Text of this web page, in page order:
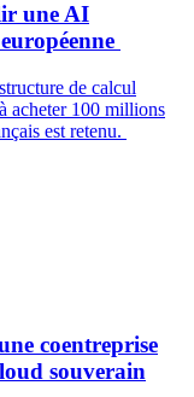
une AI
de calcul
acheter 100 millions
est retenu.
coentreprise
souverain